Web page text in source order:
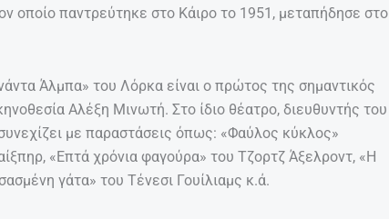
οποίο παντρεύτηκε στο Κάιρο το 1951, μεταπήδησε στο
Άλμπα» του Λόρκα είναι ο πρώτος της σημαντικός
Αλέξη Μινωτή. Στο ίδιο θέατρο, διευθυντής του
με παραστάσεις όπως: «Φαύλος κύκλος»
«Επτά χρόνια φαγούρα» του Τζορτζ Άξελροντ, «Η
γάτα» του Τένεσι Γουίλιαμς κ.ά.